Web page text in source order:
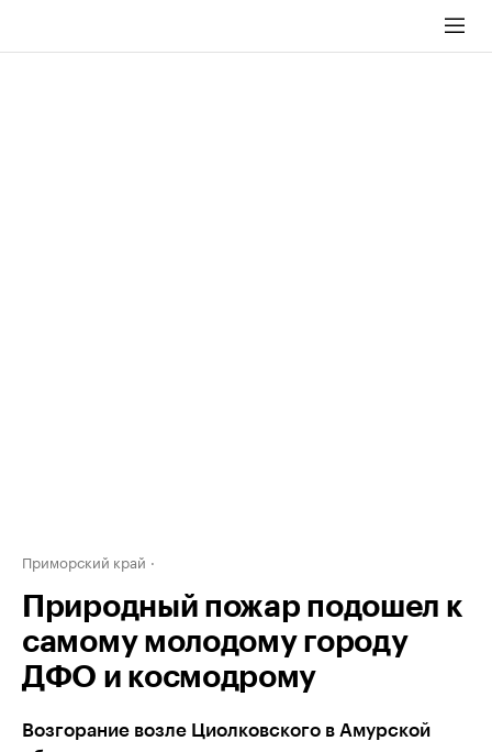
Приморский край
Природный пожар подошел к
самому молодому городу
ДФО и космодрому
Возгорание возле Циолковского в Амурской